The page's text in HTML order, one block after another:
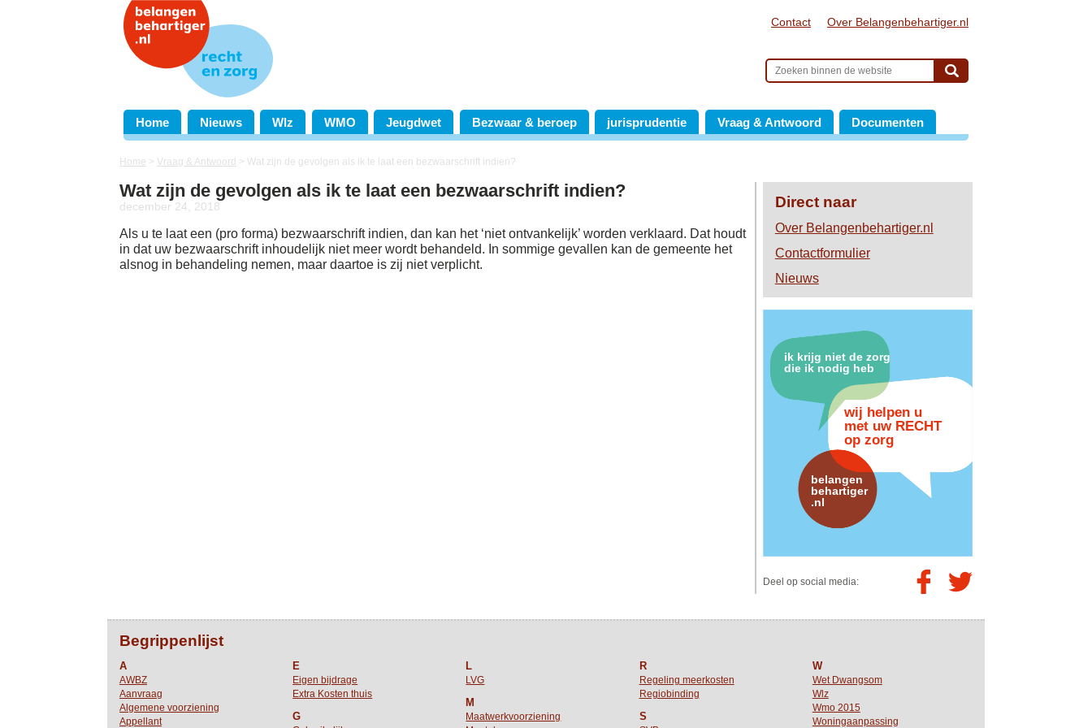
Contact Over Belangenbehartiger.nl
Home Nieuws Wlz WMO Jeugdwet Bezwaar & beroep jurisprudentie Vraag & Antwoord Documenten
Home > Vraag & Antwoord > Wat zijn de gevolgen als ik te laat een bezwaarschrift indien?
Wat zijn de gevolgen als ik te laat een bezwaarschrift indien?
december 24, 2018
Als u te laat een (pro forma) bezwaarschrift indien, dan kan het ‘niet ontvankelijk’ worden verklaard. Dat houdt
in dat uw bezwaarschrift inhoudelijk niet meer wordt behandeld. In sommige gevallen kan de gemeente het
alsnog in behandeling nemen, maar daartoe is zij niet verplicht.
Direct naar
Over Belangenbehartiger.nl
Contactformulier
Nieuws
ik krijg niet de zorg
die ik nodig heb
wij helpen u
met uw RECHT
op zorg
belangen
behartiger
.nl
Deel op social media:
Begrippenlijst
A
AWBZ
Aanvraag
Algemene voorziening
Appellant
E
Eigen bijdrage
Extra Kosten thuis
G
L
LVG
M
Maatwerkvoorziening
R
Regeling meerkosten
Regiobinding
S
W
Wet Dwangsom
Wlz
Wmo 2015
Woningaanpassing